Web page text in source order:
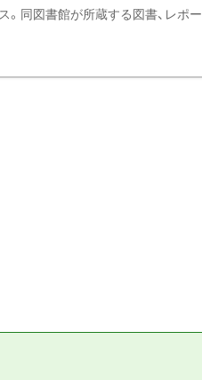
同図書館が所蔵する図書、レポー